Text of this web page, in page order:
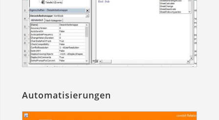
Automatisierungen